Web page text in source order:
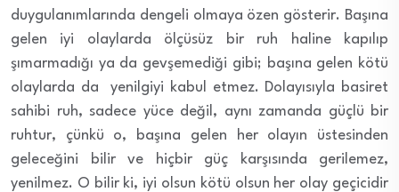
duygulanımlarında dengeli olmaya özen gösterir. Başına
gelen iyi olaylarda ölçüsüz bir ruh haline kapılıp
şımarmadığı ya da gevşemediği gibi; başına gelen kötü
olaylarda da yenilgiyi kabul etmez. Dolayısıyla basiret
sahibi ruh, sadece yüce değil, aynı zamanda güçlü bir
ruhtur, çünkü o, başına gelen her olayın üstesinden
geleceğini bilir ve hiçbir güç karşısında gerilemez,
yenilmez. O bilir ki, iyi olsun kötü olsun her olay geçicidir